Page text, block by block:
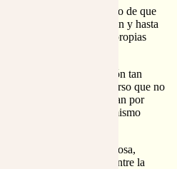
y hasta un poco incrédulo de que
con tanta antelación y hasta
Madre María, según sus propias
el pasmo por la afirmación tan
no había rincón del universo que no
Madre y tal Hijo andaban por
por mi casa, cuando yo mismo
entre tanta hierba! Hermosa,
se esconde, mezclada entre la